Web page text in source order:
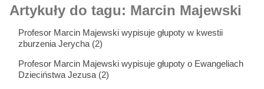
ATEIZM
ŚWIADKOWIE
JEHOWY
W
Artykuły do tagu: Marcin Majewski
Profesor Marcin Majewski wypisuje głupoty w kwestii
zburzenia Jerycha (2)
Profesor Marcin Majewski wypisuje głupoty o Ewangeliach
Dzieciństwa Jezusa (2)